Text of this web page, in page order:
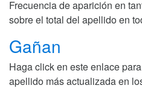
Frecuencia de aparición en
sobre el total del apellido en
Gañan
Haga click en este enlace
apellido más actualizada en